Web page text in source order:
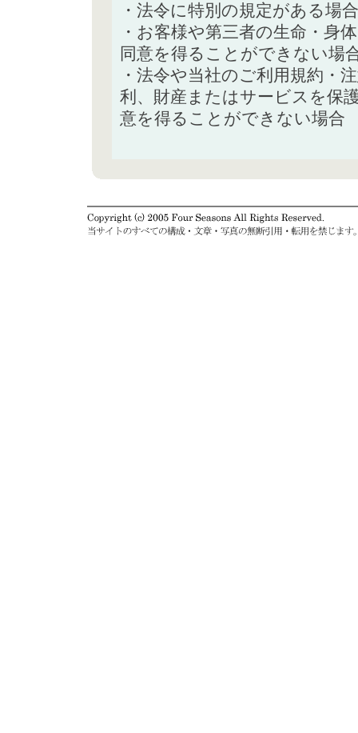
・法令に特別の規定がある場合
・お客様や第三者の生命・身
同意を得ることができない場
・法令や当社のご利用規約・
利、財産またはサービスを保
意を得ることができない場合